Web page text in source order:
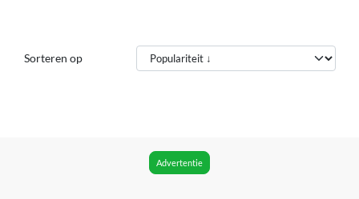
Sorteren op
Advertentie